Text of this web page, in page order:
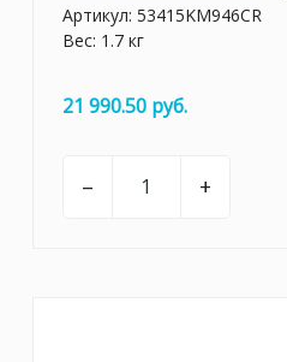
Артикул: 53415KM946CR
Вес: 1.7 кг
21 990.50 руб.
– +